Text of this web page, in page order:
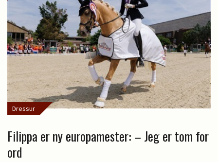
Dressur
Filippa er ny europamester: – Jeg er tom for
ord